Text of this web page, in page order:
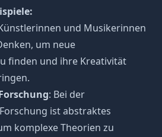
und Musikerinnen
um neue
finden und ihre Kreativität
: Bei der
ist abstraktes
komplexe Theorien zu